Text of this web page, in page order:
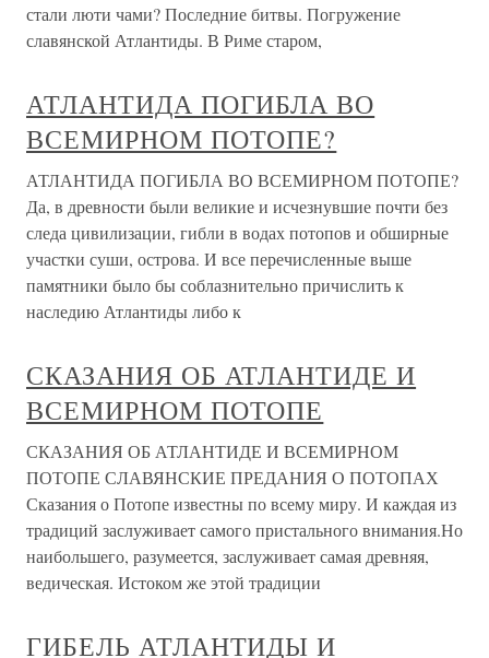
стали люти чами? Последние битвы. Погружение
славянской Атлантиды. В Риме старом,
АТЛАНТИДА ПОГИБЛА ВО
ВСЕМИРНОМ ПОТОПЕ?
АТЛАНТИДА ПОГИБЛА ВО ВСЕМИРНОМ ПОТОПЕ?
Да, в древности были великие и исчезнувшие почти без
следа цивилизации, гибли в водах потопов и обширные
участки суши, острова. И все перечисленные выше
памятники было бы соблазнительно причислить к
наследию Атлантиды либо к
СКАЗАНИЯ ОБ АТЛАНТИДЕ И
ВСЕМИРНОМ ПОТОПЕ
СКАЗАНИЯ ОБ АТЛАНТИДЕ И ВСЕМИРНОМ
ПОТОПЕ СЛАВЯНСКИЕ ПРЕДАНИЯ О ПОТОПАХ
Сказания о Потопе известны по всему миру. И каждая из
традиций заслуживает самого пристального внимания.Но
наибольшего, разумеется, заслуживает самая древняя,
ведическая. Истоком же этой традиции
ГИБЕЛЬ АТЛАНТИДЫ И